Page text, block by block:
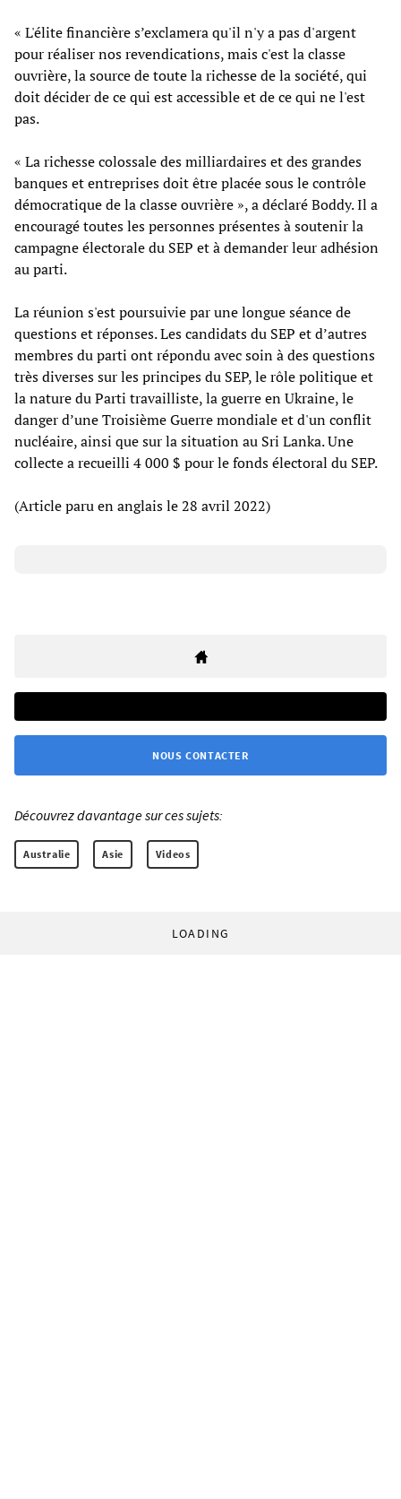
« L'élite financière s’exclamera qu'il n'y a pas d'argent
pour réaliser nos revendications, mais c'est la classe
ouvrière, la source de toute la richesse de la société, qui
doit décider de ce qui est accessible et de ce qui ne l'est
pas.
« La richesse colossale des milliardaires et des grandes
banques et entreprises doit être placée sous le contrôle
démocratique de la classe ouvrière », a déclaré Boddy. Il a
encouragé toutes les personnes présentes à soutenir la
campagne électorale du SEP et à demander leur adhésion
au parti.
La réunion s'est poursuivie par une longue séance de
questions et réponses. Les candidats du SEP et d’autres
membres du parti ont répondu avec soin à des questions
très diverses sur les principes du SEP, le rôle politique et
la nature du Parti travailliste, la guerre en Ukraine, le
danger d’une Troisième Guerre mondiale et d'un conflit
nucléaire, ainsi que sur la situation au Sri Lanka. Une
collecte a recueilli 4 000 $ pour le fonds électoral du SEP.
(Article paru en anglais le 28 avril 2022)
NOUS CONTACTER
Découvrez davantage sur ces sujets:
Australie Asie Videos
LOADING